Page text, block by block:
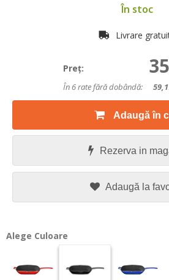
În stoc
Livrare
Preţ:
În 6 rate fără dobândă:
Adaugă în
Rezerva in
Adaugă la
Alege Culoare